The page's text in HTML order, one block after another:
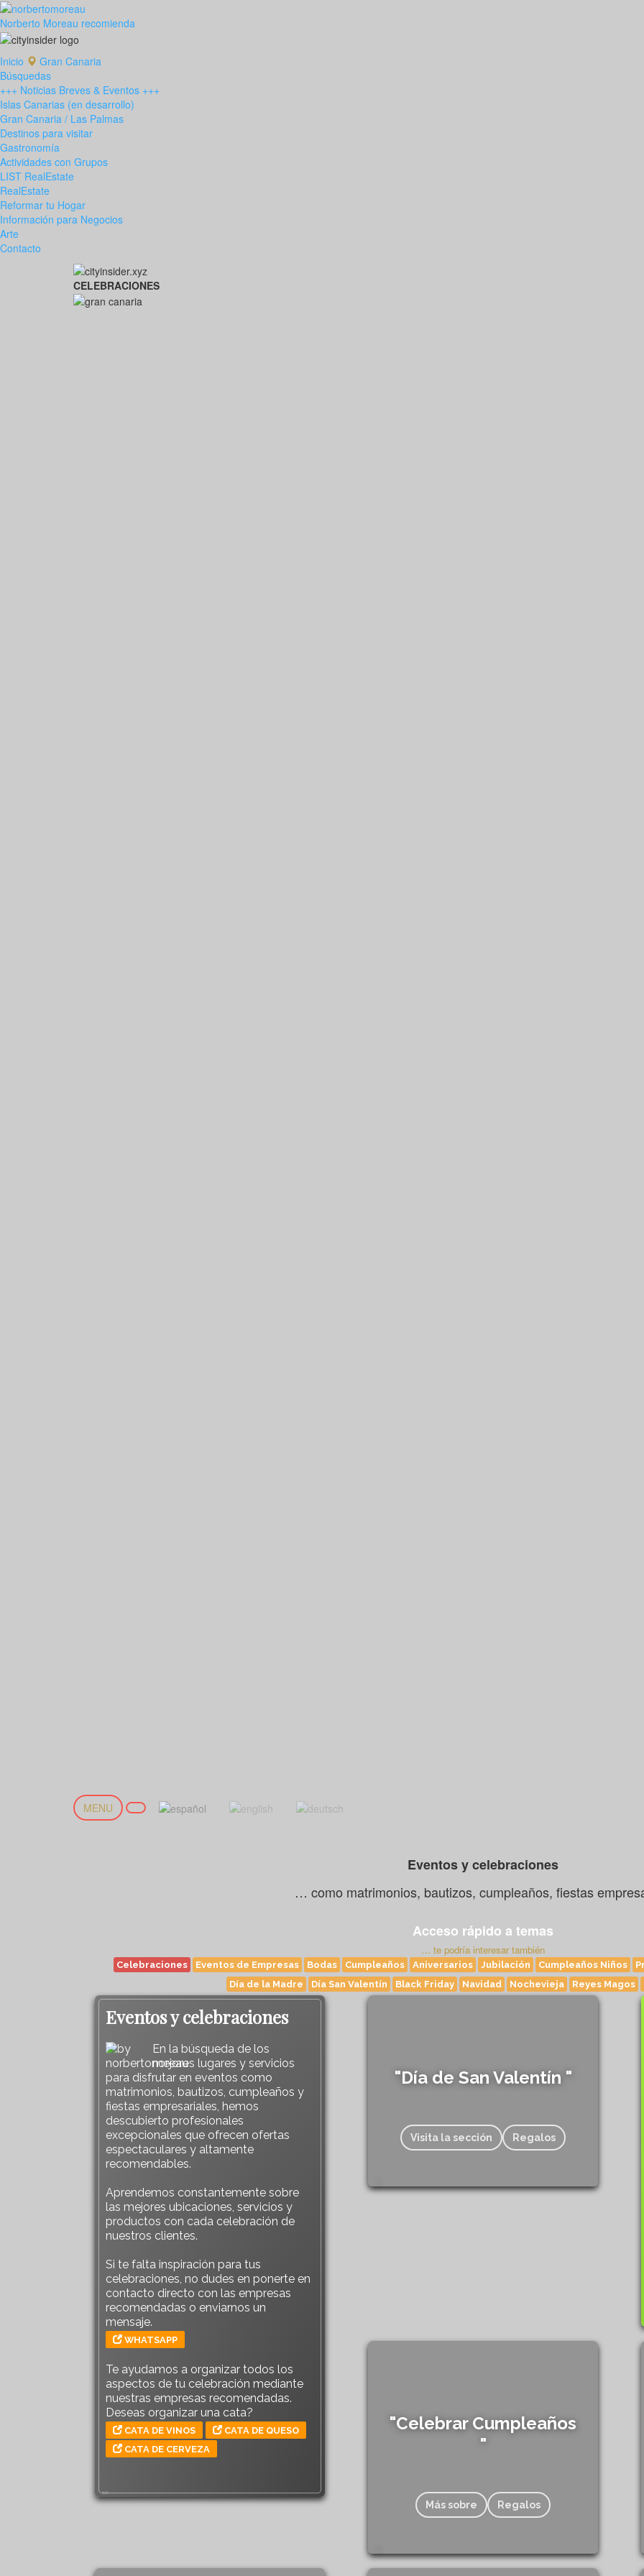
Norberto Moreau recomienda
Inicio
Gran Canaria
Búsquedas
+++ Noticias Breves & Eventos +++
Islas Canarias (en desarrollo)
Gran Canaria / Las Palmas
Destinos para visitar
Gastronomía
Actividades con Grupos
LIST RealEstate
RealEstate
Reformar tu Hogar
Información para Negocios
Arte
Contacto
CELEBRACIONES
MENU
Eventos y celebraciones
… como matrimonios, bautizos, cumpleaños, fiestas
Acceso rápido a temas
… te podría interesar también
Celebraciones Eventos de Empresas Bodas Cumpleaños Aniversarios Jubilación Cumpleaños Niños
Día de la Madre
Día San Valentín Black Friday Navidad Nochevieja Reyes Magos
Eventos y celebraciones
En la búsqueda de los
mejores lugares y servicios
para disfrutar en eventos como
matrimonios, bautizos, cumpleaños y
fiestas empresariales, hemos
descubierto profesionales
excepcionales que ofrecen ofertas
espectaculares y altamente
recomendables.
Aprendemos constantemente sobre
las mejores ubicaciones, servicios y
productos con cada celebración de
nuestros clientes.
Si te falta inspiración para tus
celebraciones, no dudes en ponerte en
contacto directo con las empresas
recomendadas o enviarnos un
mensaje.
WHATSAPP
Te ayudamos a organizar todos los
aspectos de tu celebración mediante
nuestras empresas recomendadas.
Deseas organizar una cata?
CATA DE VINOS
CATA DE QUESO
CATA DE CERVEZA
820
"Día de San Valentín "
Visita la sección Regalos
"Celebrar Cumpleaños
"
Más sobre Regalos